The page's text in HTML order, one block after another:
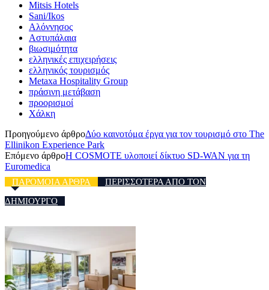
Mitsis Hotels
Sani/Ikos
Αλόννησος
Αστυπάλαια
βιωσιμότητα
ελληνικές επιχειρήσεις
ελληνικός τουρισμός
Μetaxa Hospitality Group
πράσινη μετάβαση
προορισμοί
Χάλκη
Προηγούμενο άρθροΔύο καινοτόμα έργα για τον τουρισμό στο The
Ellinikon Experience Park
Επόμενο άρθροΗ COSMOTE υλοποιεί δίκτυο SD-WAN για τη
Euromedica
ΠΑΡΟΜΟΙΑ ΑΡΘΡΑ
ΠΕΡΙΣΣΟΤΕΡΑ ΑΠΟ ΤΟΝ
ΔΗΜΙΟΥΡΓΟ